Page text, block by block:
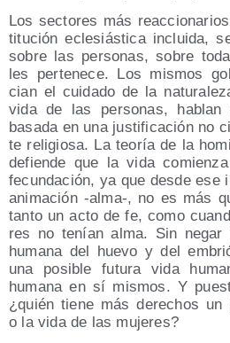
Los sec­to­res más
ti­tu­ción ecle­siás­ti­ca inclui­da,
sobre las per­so­nas, sobre
les per­te­ne­ce. Los mis­mos
cian el cui­da­do de la
vida de las per­so­nas,
basa­da en una jus­ti­fi­ca­ción no
te reli­gio­sa. La teo­ría de la
defien­de que la vida
fecun­da­ción, ya que des­de ese
ani­ma­ción ‑alma‑, no es más
tan­to un acto de fe, como
res no tenían alma. Sin negar
huma­na del hue­vo y del
una posi­ble futu­ra vida
huma­na en sí mis­mos. Y
¿quién tie­ne más dere­chos
o la vida de las mujeres?